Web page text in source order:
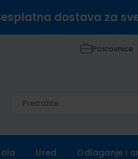
dostava za
Poslovnice
Ured Odlaganje i